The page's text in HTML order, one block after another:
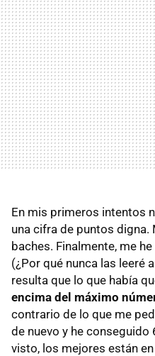
En mis primeros intentos
una cifra de puntos digna.
baches. Finalmente, me
(¿Por qué nunca las leeré
resulta que lo que había
encima del máximo
contrario de lo que me
de nuevo y he
visto, los mejores están